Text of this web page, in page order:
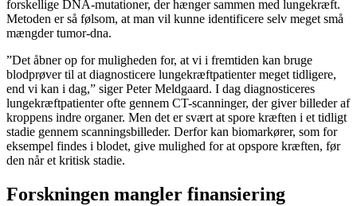
forskellige DNA-mutationer, der hænger sammen med lungekræft.
Metoden er så følsom, at man vil kunne identificere selv meget små
mængder tumor-dna.
”Det åbner op for muligheden for, at vi i fremtiden kan bruge
blodprøver til at diagnosticere lungekræftpatienter meget tidligere,
end vi kan i dag,” siger Peter Meldgaard. I dag diagnosticeres
lungekræftpatienter ofte gennem CT-scanninger, der giver billeder af
kroppens indre organer. Men det er svært at spore kræften i et tidligt
stadie gennem scanningsbilleder. Derfor kan biomarkører, som for
eksempel findes i blodet, give mulighed for at opspore kræften, før
den når et kritisk stadie.
Forskningen mangler finansiering